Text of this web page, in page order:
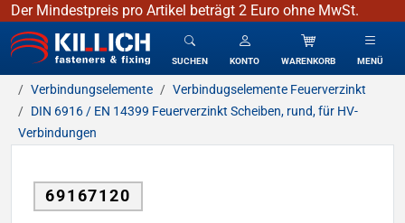
Der Mindestpreis pro Artikel beträgt 2 Euro ohne MwSt.
KILLICH - Verbindungselemente
SUCHEN KONTO WARENKORB MENÜ
Verbindungselemente
Verbindugselemente Feuerverzinkt
DIN 6916 / EN 14399 Feuerverzinkt Scheiben, rund, für HV-
Verbindungen
69167120